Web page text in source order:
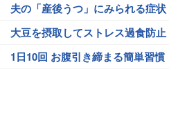
夫の「産後うつ」にみられる症状
大豆を摂取してストレス過食防止
1日10回 お腹引き締まる簡単習慣